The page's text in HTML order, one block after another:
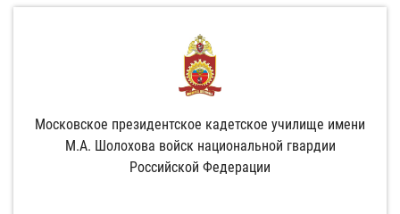
Московское президентское кадетское училище имени
М.А. Шолохова войск национальной гвардии
Российской Федерации